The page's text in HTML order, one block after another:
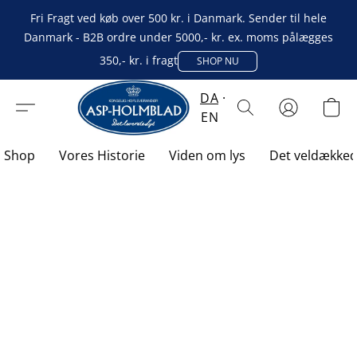
Fri Fragt ved køb over 500 kr. i Danmark. Sender til hele
Danmark - B2B ordre under 5000,- kr. ex. moms pålægges
350,- kr. i fragt
SHOP NU
DA
EN
Shop Vores Historie Viden om lys Det